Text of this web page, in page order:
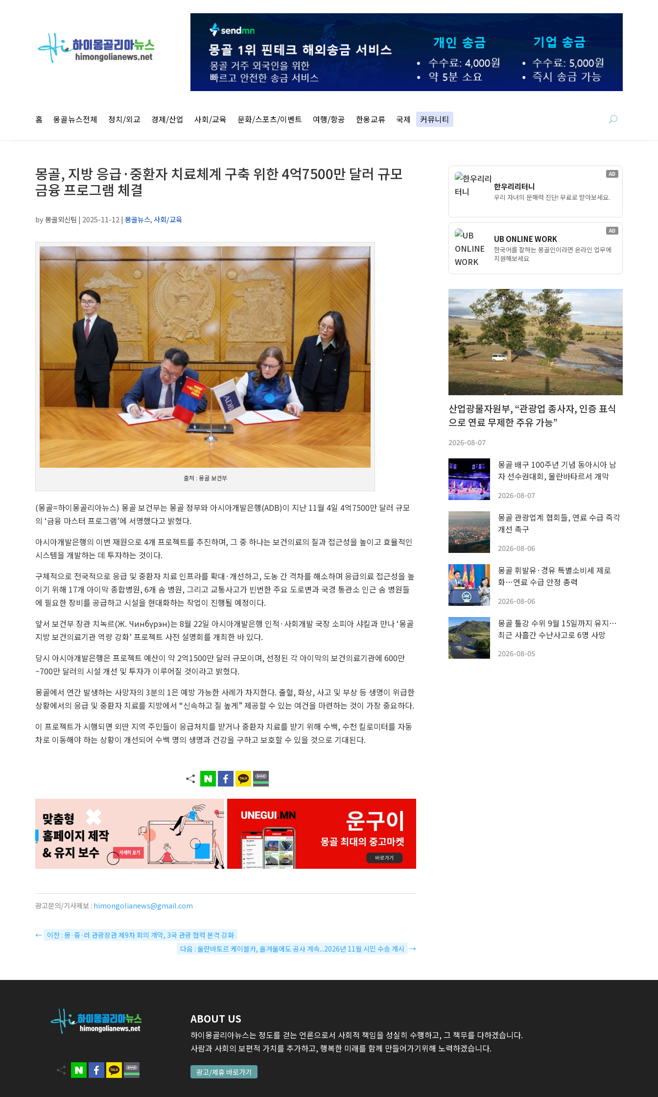
홈 몽골뉴스전체 정치/외교 경제/산업 사회/교육 문화/스포츠/이벤트 여행/항공 한몽교류 국제 커뮤니티
몽골, 지방 응급·중환자 치료체계 구축 위한 4억7500만 달러 규모
금융 프로그램 체결
by몽골외신팀 | 2025-11-12 | 몽골뉴스,사회/교육
출처 : 몽골 보건부
(몽골=하이몽골리아뉴스) 몽골 보건부는 몽골 정부와 아시아개발은행(ADB)이 지난 11월 4일 4억7500만 달러 규모
의 ‘금융 마스터 프로그램’에 서명했다고 밝혔다.
아시아개발은행의 이번 재원으로 4개 프로젝트를 추진하며, 그 중 하나는 보건의료의 질과 접근성을 높이고 효율적인
시스템을 개발하는 데 투자하는 것이다.
구체적으로 전국적으로 응급 및 중환자 치료 인프라를 확대·개선하고, 도농 간 격차를 해소하며 응급의료 접근성을 높
이기 위해 17개 아이막 종합병원, 6개 솜 병원, 그리고 교통사고가 빈번한 주요 도로변과 국경 통관소 인근 솜 병원들
에 필요한 장비를 공급하고 시설을 현대화하는 작업이 진행될 예정이다.
앞서 보건부 장관 치녹르(Ж. Чинбүрэн)는 8월 22일 아시아개발은행 인적·사회개발 국장 소피아 샤킬과 만나 ‘몽골
지방 보건의료기관 역량 강화’ 프로젝트 사전 설명회를 개최한 바 있다.
당시 아시아개발은행은 프로젝트 예산이 약 2억1500만 달러 규모이며, 선정된 각 아이막의 보건의료기관에 600만
~700만 달러의 시설 개선 및 투자가 이루어질 것이라고 밝혔다.
몽골에서 연간 발생하는 사망자의 3분의 1은 예방 가능한 사례가 차지한다. 출혈, 화상, 사고 및 부상 등 생명이 위급한
상황에서의 응급 및 중환자 치료를 지방에서 “신속하고 질 높게” 제공할 수 있는 여건을 마련하는 것이 가장 중요하다.
이 프로젝트가 시행되면 외딴 지역 주민들이 응급처치를 받거나 중환자 치료를 받기 위해 수백, 수천 킬로미터를 자동
차로 이동해야 하는 상황이 개선되어 수백 명의 생명과 건강을 구하고 보호할 수 있을 것으로 기대된다.
광고문의/기사제보 : himongolianews@gmail.com
← 이전 : 몽·중·러 관광장관 제9차 회의 개막, 3국 관광 협력 본격 강화
다음 : 울란바토르 케이블카, 올겨울에도 공사 계속...2026년 11월 시민 수송 개시 →
AD
한우리리터니
우리 자녀의 문해력 진단! 무료로 받아보세요.
AD
UB ONLINE WORK
한국어를 잘하는 몽골인이라면 온라인 업무에
지원해보세요
산업광물자원부, “관광업 종사자, 인증 표식
으로 연료 무제한 주유 가능”
2026-08-07
몽골 배구 100주년 기념 동아시아 남
자 선수권대회, 울란바타르서 개막
2026-08-07
몽골 관광업계 협회들, 연료 수급 즉각
개선 촉구
2026-08-06
몽골 휘발유·경유 특별소비세 제로
화…연료 수급 안정 총력
2026-08-06
몽골 툴강 수위 9월 15일까지 유지…
최근 사흘간 수난사고로 6명 사망
2026-08-05
ABOUT US
하이몽골리아뉴스는 정도를 걷는 언론으로서 사회적 책임을 성실히 수행하고, 그 책무를 다하겠습니다.
사람과 사회의 보편적 가치를 추가하고, 행복한 미래를 함께 만들어가기위해 노력하겠습니다.
광고/제휴 바로가기